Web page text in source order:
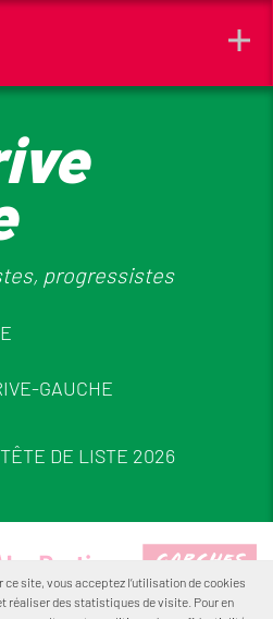
progressistes
GAUCHE
DE LISTE 2026
site, vous acceptez l’utilisation de cookies
réaliser des statistiques de visite. Pour en